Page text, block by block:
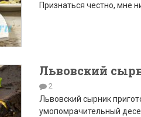
Признаться честно, мне
Львовский
2
Львовский сырник
умопомрачительный